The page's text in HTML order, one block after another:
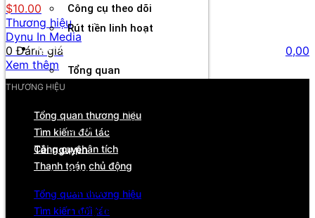
Công cụ theo dõi
Rút tiền linh hoạt
Agency
Tổng quan
Hiệu suất & dòng tiền
Cơ hội hợp tác & hỗ trợ
Tài nguyên
Blog
Sự kiện
Trung tâm trợ giúp
$10.00
Thương hiệu
Dynu In Media
0 Đánh giá
0,00
Xem thêm
THƯƠNG HIỆU
Tổng quan thương hiệu
Tìm kiếm đối tác
Công cụ phân tích
Thanh toán chủ động
Tổng quan thương hiệu
Tìm kiếm đối tác